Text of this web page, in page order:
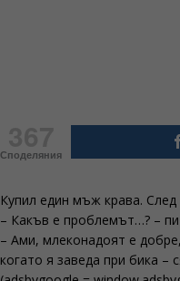
Споделяния
Купил един мъж крава.
– Какъв е проблемът…? –
– Ами, млеконадоят е
когато я заведа при бика –